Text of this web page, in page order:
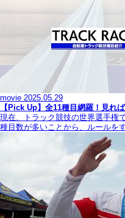
movie 2025.05.29
【Pick Up】全11種目網羅！見れ
現在、トラック競技の世界選手権
種目数が多いことから、ルールを